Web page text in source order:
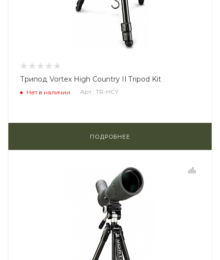
Трипод Vortex High Country II Tripod Kit
Нет в наличии Арт.: TR-HCY
ПОДРОБНЕЕ